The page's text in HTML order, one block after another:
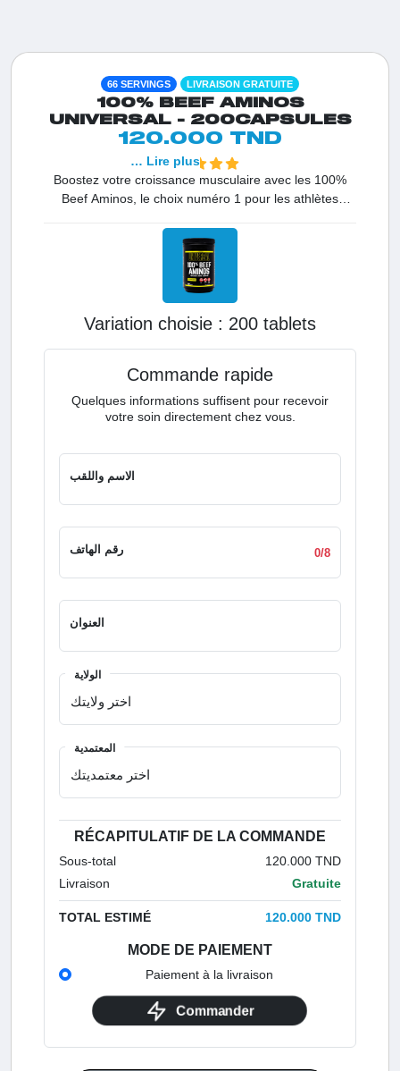
66 SERVINGS LIVRAISON GRATUITE
100% BEEF AMINOS
UNIVERSAL - 200CAPSULES
120.000 TND
Boostez votre croissance musculaire avec les 100%
Beef Aminos, le choix numéro 1 pour les athlètes
exclusif d'isolat de protéines de bœuf de haute qualité,
d'albumine concentrée et de foie de bœuf argentin, ce
supplément délivre un spectre complet d'acides
aminés hautement biodisponibles. Contrairement aux
supérieure favorisant une synthèse protéique optimale
et une régénération rapide des fibres. C'est l'allié idéal
pour un développement musculaire sec et durable tout
en préservant votre vitalité.
… Lire plus
Variation choisie : 200 tablets
Commande rapide
Quelques informations suffisent pour recevoir
votre soin directement chez vous.
الاسم واللقب
رقم الهاتف 0/8
العنوان
الولاية
المعتمدية
RÉCAPITULATIF DE LA COMMANDE
Sous-total
120.000 TND
Livraison
Gratuite
TOTAL ESTIMÉ 120.000 TND
MODE DE PAIEMENT
Paiement à la livraison
Commander